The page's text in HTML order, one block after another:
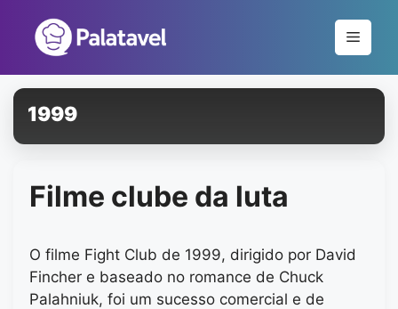
conteúdo
Menu
1999
Filme clube da luta
O filme Fight Club de 1999, dirigido por David
Fincher e baseado no romance de Chuck
Palahniuk, foi um sucesso comercial e de